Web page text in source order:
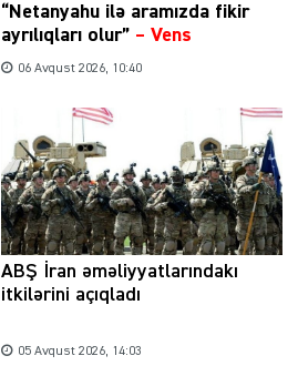
“Netanyahu ilə aramızda fikir
ayrılıqları olur” – Vens
06 Avqust 2026, 10:40
ABŞ İran əməliyyatlarındakı
itkilərini açıqladı
05 Avqust 2026, 14:03